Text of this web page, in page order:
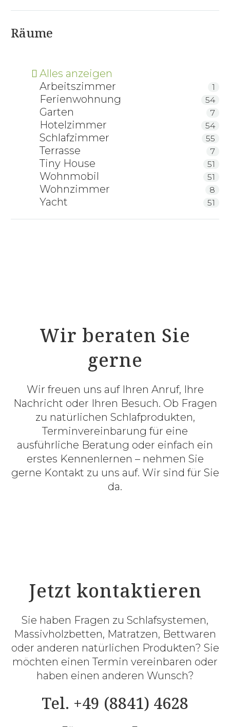
Räume
Alles anzeigen
Arbeitszimmer
1
Ferienwohnung 54
Garten 7
Hotelzimmer 54
Schlafzimmer 55
Terrasse 7
Tiny House 51
Wohnmobil 51
Wohnzimmer 8
Yacht 51
Wir beraten Sie
gerne
Wir freuen uns auf Ihren Anruf, Ihre
Nachricht oder Ihren Besuch. Ob Fragen
zu natürlichen Schlafprodukten,
Terminvereinbarung für eine
ausführliche Beratung oder einfach ein
erstes Kennenlernen – nehmen Sie
gerne Kontakt zu uns auf. Wir sind für Sie
da.
Jetzt kontaktieren
Sie haben Fragen zu Schlafsystemen,
Massivholzbetten, Matratzen, Bettwaren
oder anderen natürlichen Produkten? Sie
möchten einen Termin vereinbaren oder
haben einen anderen Wunsch?
Tel. +49 (8841) 4628